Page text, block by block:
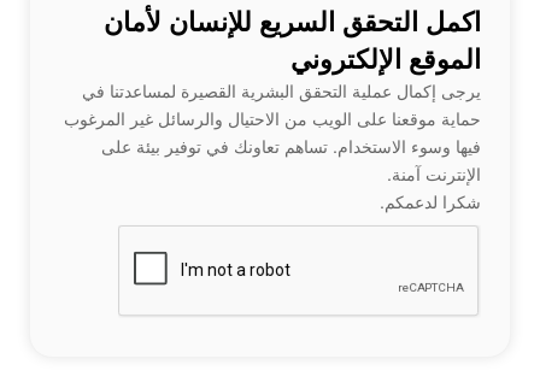
اكمل التحقق السريع للإنسان لأمان
الموقع الإلكتروني
يرجى إكمال عملية التحقق البشرية القصيرة لمساعدتنا في
حماية موقعنا على الويب من الاحتيال والرسائل غير المرغوب
فيها وسوء الاستخدام. تساهم تعاونك في توفير بيئة على
الإنترنت آمنة.
شكرا لدعمكم.